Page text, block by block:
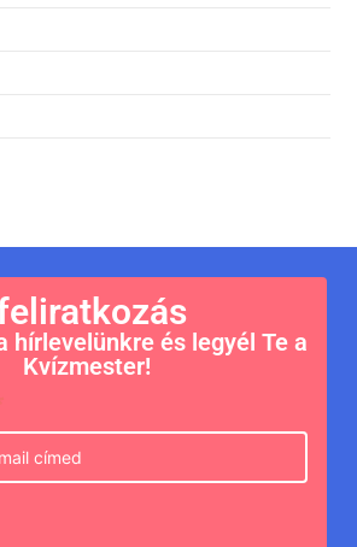
hírlevelünkre és legyél Te a
Kvízmester!